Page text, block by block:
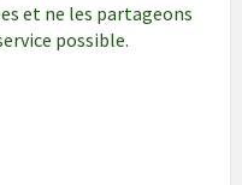
et ne les partageons
possible.